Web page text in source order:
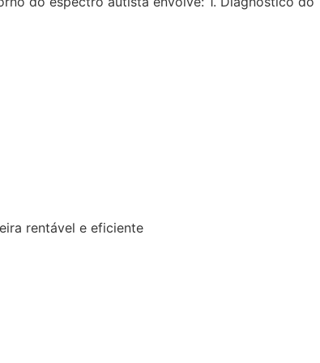
rentável e eficiente